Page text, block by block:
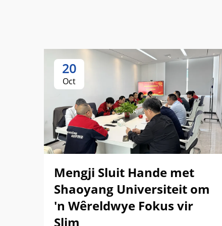
20
Oct
Mengji Sluit Hande met
Shaoyang Universiteit om
'n Wêreldwye Fokus vir
Slim